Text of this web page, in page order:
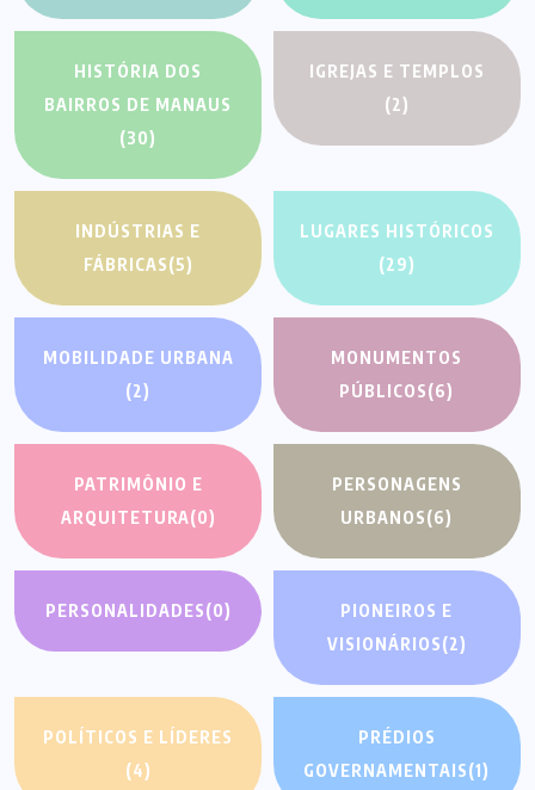
HISTÓRIA DOS
BAIRROS DE MANAUS
(30)
IGREJAS E TEMPLOS
(2)
INDÚSTRIAS E
FÁBRICAS(5)
LUGARES HISTÓRICOS
(29)
MOBILIDADE URBANA
(2)
MONUMENTOS
PÚBLICOS(6)
PATRIMÔNIO E
ARQUITETURA(0)
PERSONAGENS
URBANOS(6)
PERSONALIDADES(0)
PIONEIROS E
VISIONÁRIOS(2)
POLÍTICOS E LÍDERES
(4)
PRÉDIOS
GOVERNAMENTAIS(1)